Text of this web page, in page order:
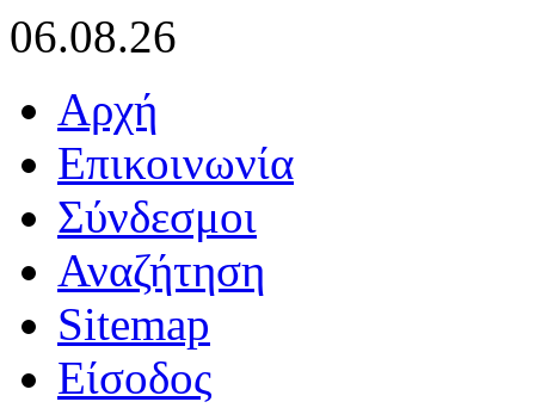
06.08.26
Αρχή
Επικοινωνία
Σύνδεσμοι
Αναζήτηση
Sitemap
Είσοδος